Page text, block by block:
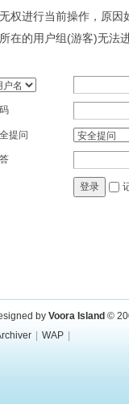
权进行当前操作，原因
在的用户组(游客)无法
提问
登录
by Voora Island ©
WAP